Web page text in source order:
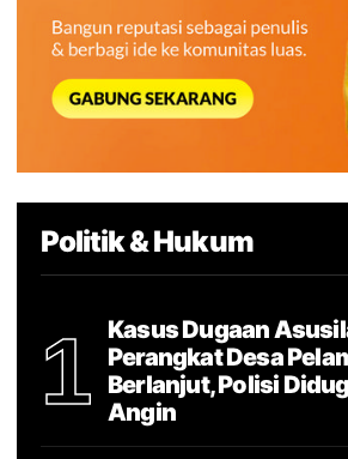
Politik & Hukum
1
Kasus Dugaan
Perangkat Desa
Berlanjut, Polisi
Angin